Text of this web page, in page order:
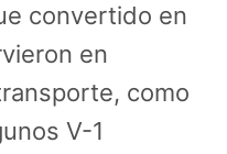
convertido en
en
como
V-1